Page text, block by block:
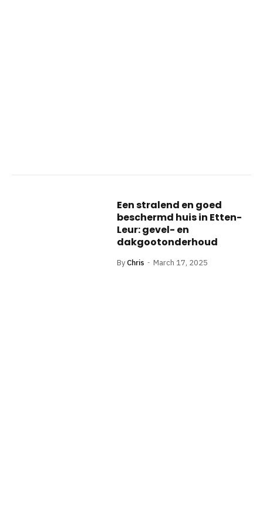
Een stralend en goed
beschermd huis in Etten-
Leur: gevel- en
dakgootonderhoud
By Chris March 17, 2025